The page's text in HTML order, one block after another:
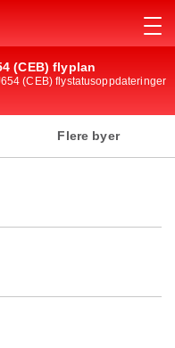
(CEB) flyplan
(CEB) flystatusoppdateringer
Flere byer